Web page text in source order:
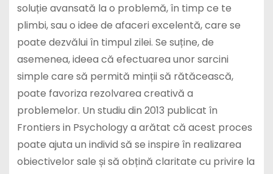
soluție avansată la o problemă, în timp ce te
plimbi, sau o idee de afaceri excelentă, care se
poate dezvălui în timpul zilei. Se suține, de
asemenea, ideea că efectuarea unor sarcini
simple care să permită minții să rătăcească,
poate favoriza rezolvarea creativă a
problemelor. Un studiu din 2013 publicat în
Frontiers in Psychology a arătat că acest proces
poate ajuta un individ să se inspire în realizarea
obiectivelor sale și să obțină claritate cu privire la